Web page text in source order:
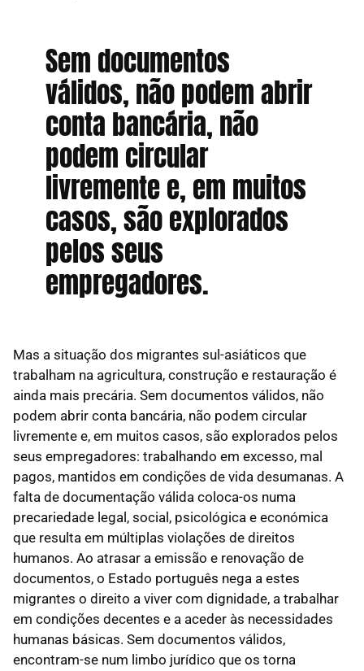
Sem documentos
válidos, não podem abrir
conta bancária, não
podem circular
livremente e, em muitos
casos, são explorados
pelos seus
empregadores.
Mas a situação dos migrantes sul-asiáticos que
trabalham na agricultura, construção e restauração é
ainda mais precária. Sem documentos válidos, não
podem abrir conta bancária, não podem circular
livremente e, em muitos casos, são explorados pelos
seus empregadores: trabalhando em excesso, mal
pagos, mantidos em condições de vida desumanas. A
falta de documentação válida coloca-os numa
precariedade legal, social, psicológica e económica
que resulta em múltiplas violações de direitos
humanos. Ao atrasar a emissão e renovação de
documentos, o Estado português nega a estes
migrantes o direito a viver com dignidade, a trabalhar
em condições decentes e a aceder às necessidades
humanas básicas. Sem documentos válidos,
encontram-se num limbo jurídico que os torna